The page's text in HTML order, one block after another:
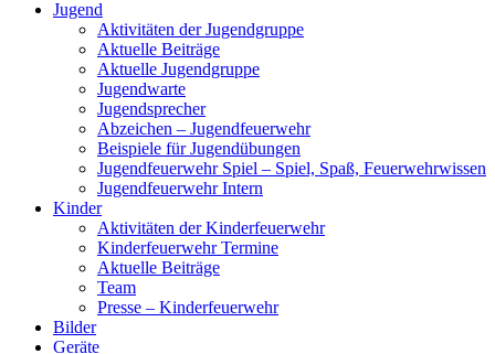
Jugend
Aktivitäten der Jugendgruppe
Aktuelle Beiträge
Aktuelle Jugendgruppe
Jugendwarte
Jugendsprecher
Abzeichen – Jugendfeuerwehr
Beispiele für Jugendübungen
Jugendfeuerwehr Spiel – Spiel, Spaß, Feuerwehrwissen
Jugendfeuerwehr Intern
Kinder
Aktivitäten der Kinderfeuerwehr
Kinderfeuerwehr Termine
Aktuelle Beiträge
Team
Presse – Kinderfeuerwehr
Bilder
Geräte